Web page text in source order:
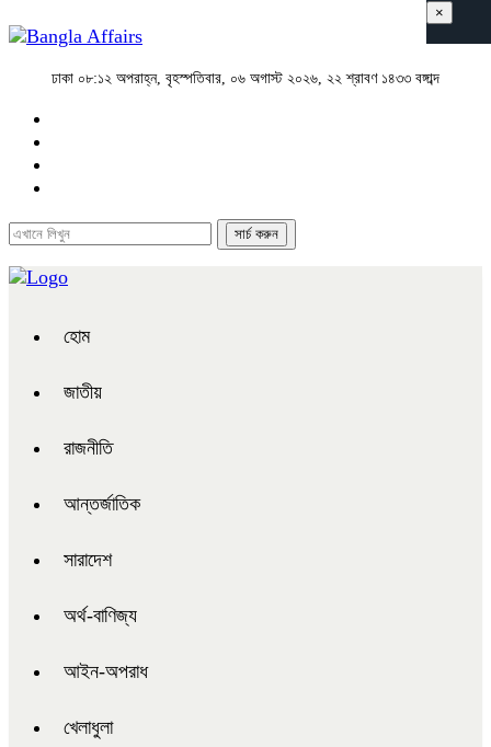
ঢাকা ০৮:১২ অপরাহ্ন, বৃহস্পতিবার, ০৬ অগাস্ট ২০২৬, ২২ শ্রাবণ ১৪৩৩ বঙ্গাব্দ
হোম
জাতীয়
রাজনীতি
আন্তর্জাতিক
সারাদেশ
অর্থ-বাণিজ্য
আইন-অপরাধ
খেলাধুলা
×